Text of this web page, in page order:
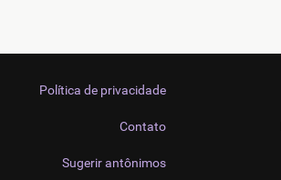
Política de privacidade
Contato
Sugerir antônimos